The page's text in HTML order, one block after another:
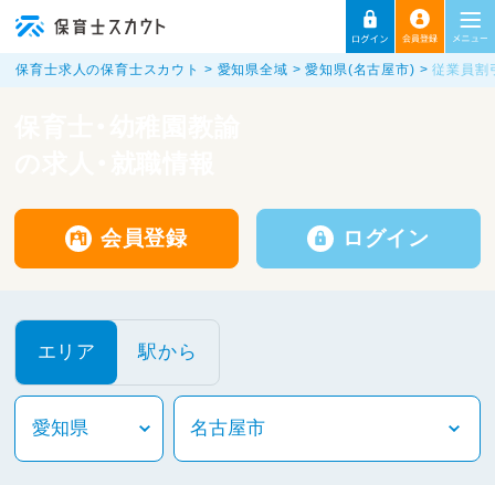
保育士求人の保育士スカウト 愛知県全域 愛知県(名古屋市) 従業員割
会員登録 ログイン
エリア 駅から